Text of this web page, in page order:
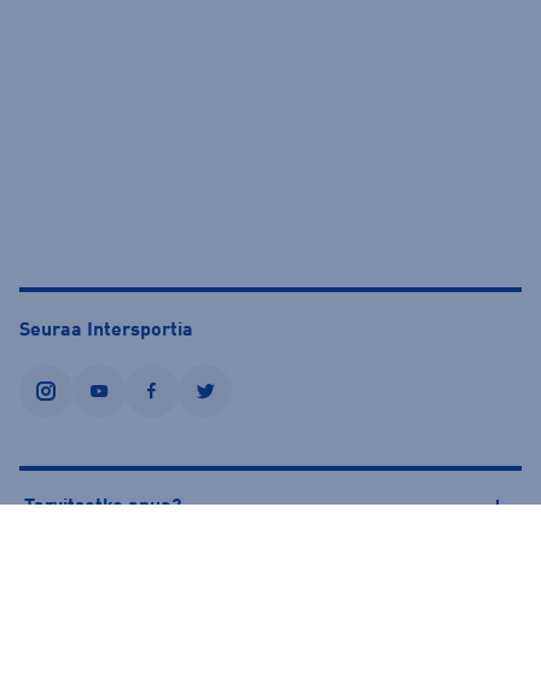
Seuraa Intersportia
instagramyoutubefacebooktwitter
Tarvitsetko apua?